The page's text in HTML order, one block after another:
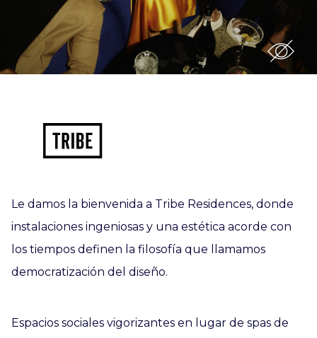
Le damos la bienvenida a Tribe Residences, donde
instalaciones ingeniosas y una estética acorde con
los tiempos definen la filosofía que llamamos
democratización del diseño.
Espacios sociales vigorizantes en lugar de spas de